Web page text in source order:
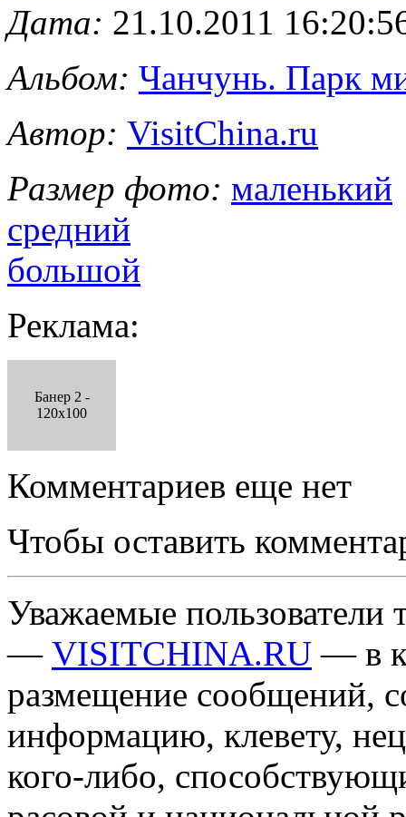
Дата: 21.10.2011
Альбом: Чанчунь. Парк
Автор: VisitChina.ru
Размер фото: маленький
средний
большой
Реклама:
Банер 2 -
120x100
Комментариев еще нет
Чтобы оставить
Уважаемые пользователи
— VISITCHINA.RU — в
размещение сообщений,
информацию, клевету,
кого-либо,